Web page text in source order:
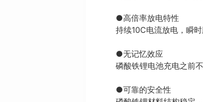
●高倍率放电特性
持续10C电流放电，瞬
●无记忆效应
磷酸铁锂电池充电之前
●可靠的安全性